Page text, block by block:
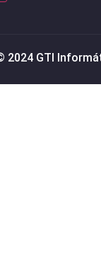
2024 GTI